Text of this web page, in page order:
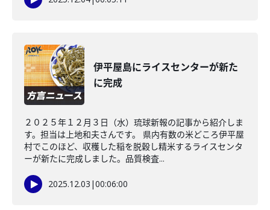
伊平屋島にライスセンターが新た
に完成
２０２５年１２月３日（水）琉球新報の記事から紹介しま
す。担当は上地和夫さんです。 県内有数の米どころ伊平屋
村でこのほど、収穫した稲を脱穀し精米するライスセンタ
ーが新たに完成しました。品質検査...
2025.12.03 |00:06:00